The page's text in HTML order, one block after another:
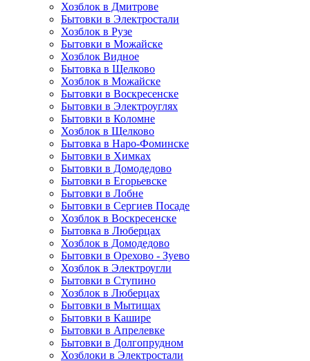
Хозблок в Дмитрове
Бытовки в Электростали
Хозблок в Рузе
Бытовки в Можайске
Хозблок Видное
Бытовкa в Щелково
Хозблок в Можайске
Бытовки в Воскресенске
Бытовки в Электроуглях
Бытовки в Коломне
Хозблок в Щелково
Бытовка в Наро-Фоминске
Бытовки в Химках
Бытовки в Домодедово
Бытовки в Егорьевске
Бытовки в Лобне
Бытовки в Сергиев Посаде
Хозблок в Воскресенске
Бытовка в Люберцах
Хозблок в Домодедово
Бытовки в Орехово - Зуево
Хозблок в Электроугли
Бытовки в Ступино
Хозблок в Люберцах
Бытовки в Мытищах
Бытовки в Кашире
Бытовки в Апрелевке
Бытовки в Долгопрудном
Хозблоки в Электростали